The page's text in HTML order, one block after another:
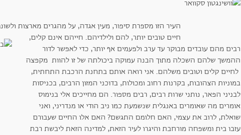
העיר הזו מספרת סיפור, מעין אגדה, על מהגרים מארצות
חיים טובים יותר, להם ולילדיהם. חייהם אינם קלים,
רבים מהם עובדים מבוקר עד ערב ולפעמים אף יותר, כדי לאפשר לדור
ההמשך שלהם השכלה מתוך הבנה עמוקה ביכולתה של זו להוות מקפצה
לחיים קלים וטובים משלהם. אני רואה אותם בתחנת הרכבת התחתית,
במוניות הצהובות, בקרנות רחוב ומכולות, בדוכני המזון הרבים, בכניסות
לבניני הפאר, נותני שרות רבים, רבים מספור. הם מחייכים אלי בנימוס
אומרים מה שאומרים באנגלית שנשמעת כמו ניב הודי או מנדריני, ואני
שואלת, לרוב את עצמי, האם חלומם התגשם? האם אלו החיים שעבורם
עזבו בית ומשפחה מורחבת והיגרו לעיר הזאת, למדינה הזאת ליבשת רבת